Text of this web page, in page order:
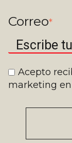
Correo*
Acepto
marketing